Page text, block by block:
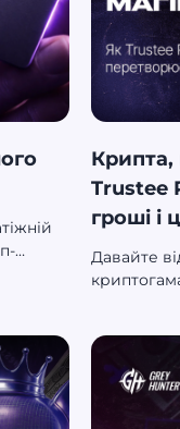
встигла
сервіс і
iGaming-
Partners?
Крипта,
Trustee
гроші і
Давайте
логічного
нагадує